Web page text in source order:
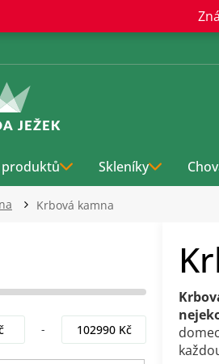
produktů Skleníky
Krbová kamna
102990Kč